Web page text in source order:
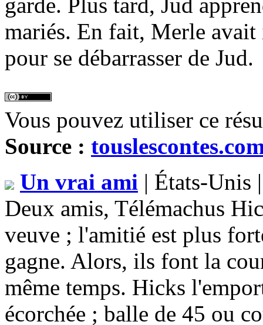
mariés. En fait, Merle
pour se débarrasser de Jud.
Vous pouvez utiliser ce
Source :
Un vrai ami | États-Unis
Deux amis, Télémachus
veuve ; l'amitié est plus
gagne. Alors, ils font la
même temps. Hicks
écorchée ; balle de 45 ou